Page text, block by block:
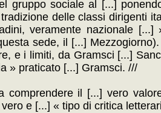
gruppo sociale al [...]
delle classi dirigenti
veramente nazionale
sede, il [...]
e i limiti, da Gramsci [...]
» praticato [...] Gramsci. ///
comprendere il [...] vero
e [...] « tipo di critica